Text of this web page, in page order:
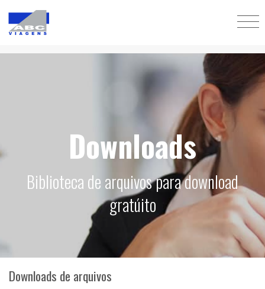
Downloads
Biblioteca de arquivos para download
gratúito
Downloads de arquivos